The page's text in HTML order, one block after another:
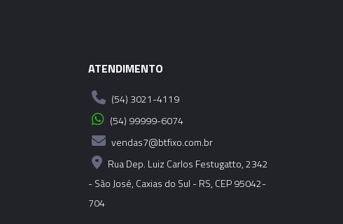
ATENDIMENTO
(54) 3021-4119
(54) 99999-6074
vendas7@btfixo.com.br
Rua Dep. Luiz Carlos Festugatto, 2342
- São José, Caxias do Sul - RS, CEP 95042-
704